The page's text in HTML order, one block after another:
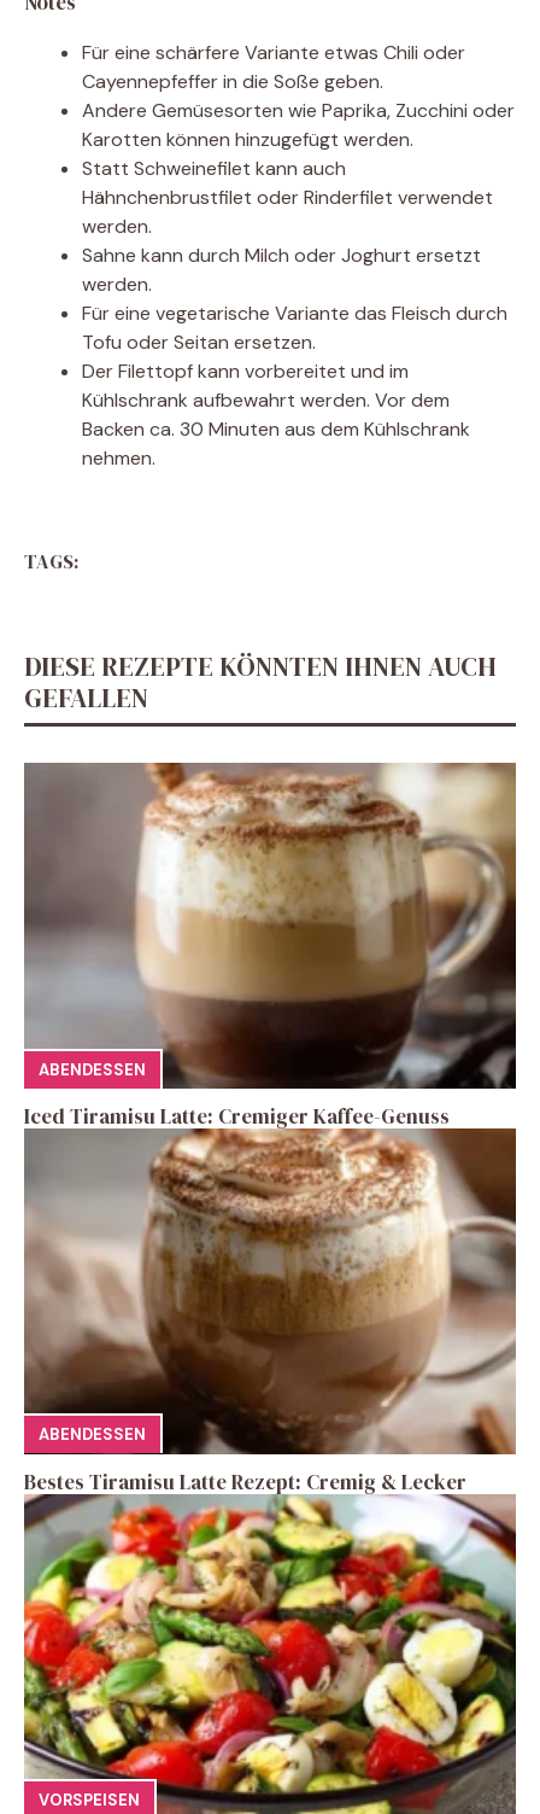
Für eine schärfere Variante etwas Chili oder
Cayennepfeffer in die Soße geben.
Andere Gemüsesorten wie Paprika, Zucchini oder
Karotten können hinzugefügt werden.
Statt Schweinefilet kann auch
Hähnchenbrustfilet oder Rinderfilet verwendet
werden.
Sahne kann durch Milch oder Joghurt ersetzt
werden.
Für eine vegetarische Variante das Fleisch durch
Tofu oder Seitan ersetzen.
Der Filettopf kann vorbereitet und im
Kühlschrank aufbewahrt werden. Vor dem
Backen ca. 30 Minuten aus dem Kühlschrank
nehmen.
TAGS:
DIESE REZEPTE KÖNNTEN IHNEN AUCH
GEFALLEN
ABENDESSEN
Iced Tiramisu Latte: Cremiger Kaffee-Genuss
ABENDESSEN
Bestes Tiramisu Latte Rezept: Cremig & Lecker
VORSPEISEN